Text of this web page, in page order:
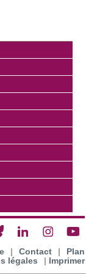
Contact
Plan
légales Imprimer